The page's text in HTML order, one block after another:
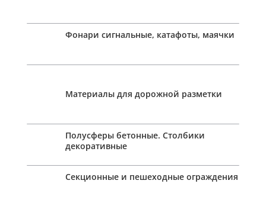
Фонари сигнальные, катафоты, маячки
Материалы для дорожной разметки
Полусферы бетонные. Столбики
декоративные
Секционные и пешеходные ограждения